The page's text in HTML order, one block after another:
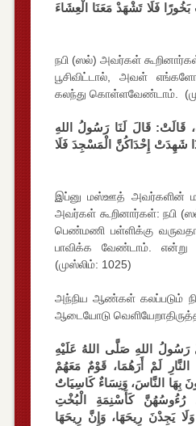
فَلَا تَشْهَدْ مَعَنَا الْعِشَاءَ
நபி (ஸல்) அவர்கள்
பூசிவிட்டால், அவள்
கலந்து கொள்ளவேண்டாம்.
قَالَتْ: قَالَ لَنَا رَسُولُ اللهِ
شَهِدَتْ إِحْدَاكُنَّ الْمَسْجِدَ فَلَا
இப்னு மஸ்ஊத் அவர்களின்
அவர்கள் கூறினார்கள்: நபி
பெண்மணி பள்ளிக்கு
பாவிக்க வேண்டாம். என்று
(முஸ்லிம்: 1025)
அந்நிய ஆண்கள் கலப்படும்
ஆடையோடு
اللهِ صَلَّى اللهُ عَلَيْهِ
لَمْ أَرَهُمَا، قَوْمٌ مَعَهُمْ
بِهَا النَّاسَ، وَنِسَاءٌ كَاسِيَاتٌ
رُءُوسُهُنَّ كَأَسْنِمَةِ الْبُخْتِ
وَلَا يَجِدْنَ رِيحَهَا، وَإِنَّ رِيحَهَا